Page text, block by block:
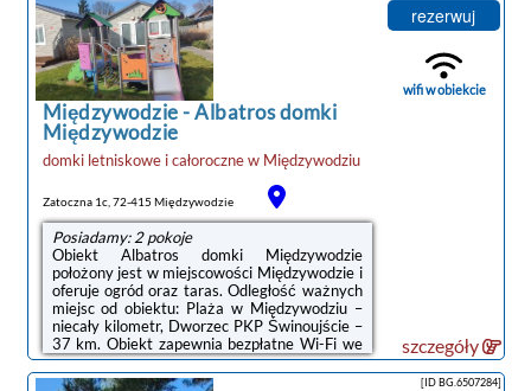
obiektu: Baltic Park Molo Aquapark – 42 km,
Promenada Gwiazd w Międzyzdrojach – 21
km.Doba hotelowa od godziny 16:00 do
10:00.When travelling with pets, please note
that an extra charge of 50 PLN per pet, per
stay applies. The maximum ...
Międzywodzie-Albatros domki
Międzywodzie
domki letniskowe i całorocznew Międzywodziu
Zatoczna 1c, 72-415 Międzywodzie
Posiadamy: 2 pokoje
Obiekt Albatros domki Międzywodzie
położony jest w miejscowości Międzywodzie i
oferuje ogród oraz taras. Odległość ważnych
miejsc od obiektu: Plaża w Międzywodziu –
niecały kilometr, Dworzec PKP Świnoujście –
37 km. Obiekt zapewnia bezpłatne Wi-Fi we
wszystkich pomieszczeniach. Na terenie
obiektu dostępny jest też prywatny
rezerwuj
wifi w obiekcie
szczegóły
[ID BG.6507284]